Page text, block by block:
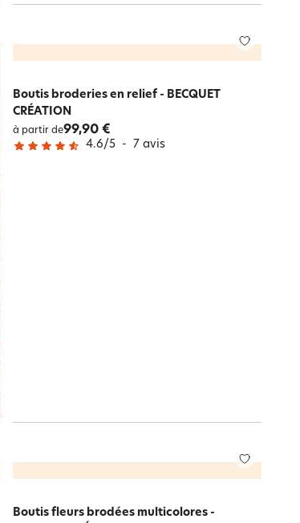
Boutis broderies en relief - BECQUET
CRÉATION
à partir de99,90 €
4.6/5 - 7 avis
Boutis fleurs brodées multicolores -